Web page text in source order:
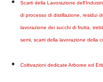
Scarti della Lavorazione
di processo di distillazione, residui
lavorazione dei succhi di frutta,
semi, scarti della lavorazione della
Coltivazioni dedicate Arboree ed